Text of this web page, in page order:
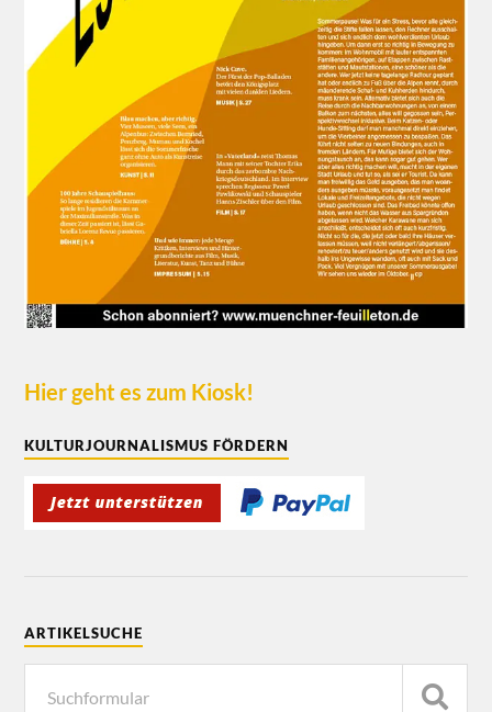
Hier geht es zum Kiosk!
KULTURJOURNALISMUS FÖRDERN
ARTIKELSUCHE